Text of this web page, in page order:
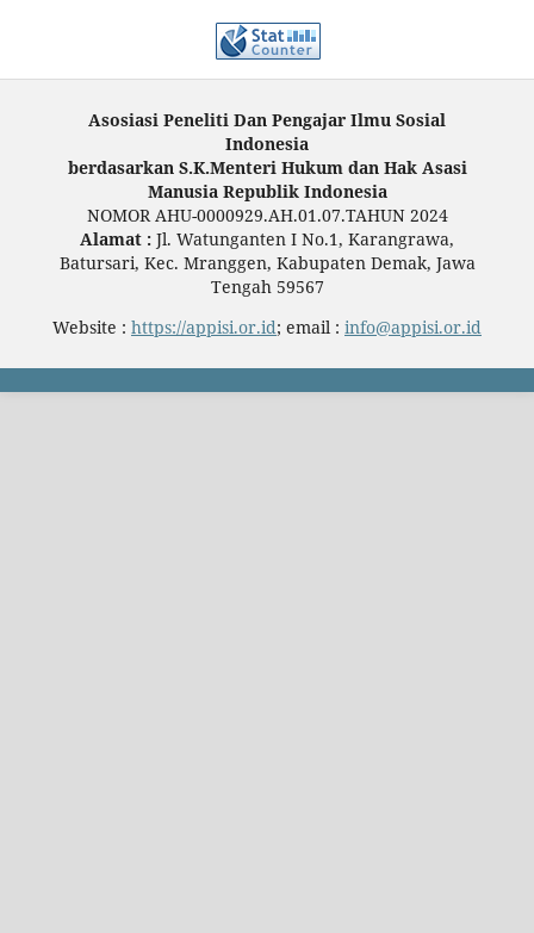
Asosiasi Peneliti Dan Pengajar Ilmu Sosial
Indonesia
berdasarkan S.K.Menteri Hukum dan Hak Asasi
Manusia Republik Indonesia
NOMOR AHU-0000929.AH.01.07.TAHUN 2024
Alamat : Jl. Watunganten I No.1, Karangrawa,
Batursari, Kec. Mranggen, Kabupaten Demak, Jawa
Tengah 59567
Website : https://appisi.or.id; email : info@appisi.or.id